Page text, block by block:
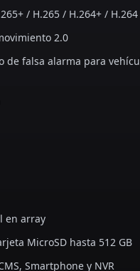
/ H.265 / H.264+ / H.264
2.0
de falsa alarma para
en array
MicroSD hasta 512 GB
Smartphone y NVR